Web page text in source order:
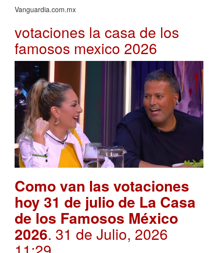
Vanguardia.com.mx
votaciones la casa de los
famosos mexico 2026
Como van las votaciones
hoy 31 de julio de La Casa
de los Famosos México
2026. 31 de Julio, 2026